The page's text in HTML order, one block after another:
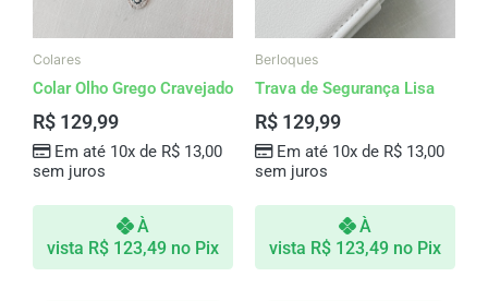
Colares
Colar Olho Grego Cravejado
R$ 129,99
Em até 10x de R$13,00
sem juros
À
vista R$ 123,49 no Pix
Berloques
Trava de Segurança Lisa
R$ 129,99
Em até 10x de R$13,00
sem juros
À
vista R$ 123,49 no Pix